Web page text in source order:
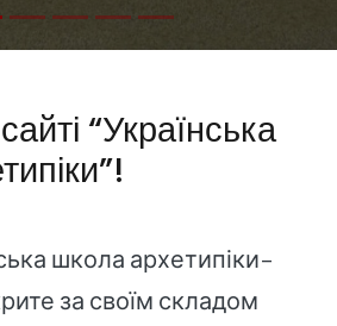
“Українська
школа архетипіки–
за своїм складом